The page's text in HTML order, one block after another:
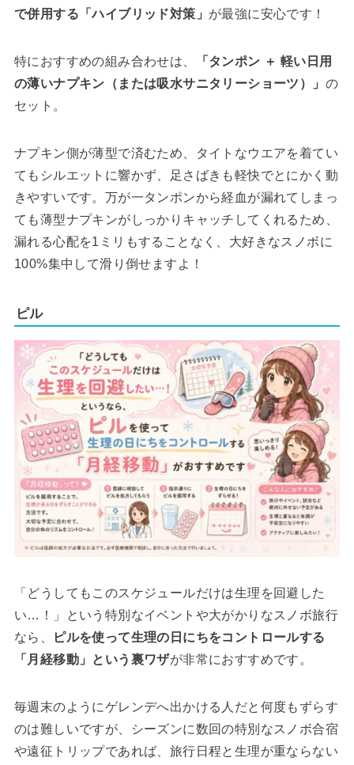
で併用する「ハイブリッド対策」 が最強に安心です！
特におすすめの組み合わせは、
「タンポン ＋ 軽い日用
の薄いナプキン（または吸水サニタリーショーツ）」 の
セット。
ナプキン側が薄型で済むため、タイトなウエアを着てい
てもシルエットに響かず、足さばきも軽快でとにかく動
きやすいです。万が一タンポンから経血が漏れてしまっ
ても薄型ナプキンがしっかりキャッチしてくれるため、
漏れる心配を1ミリもすることなく、大好きなスノボに
100%集中して滑り倒せますよ！
ピル
「どうしてもこのスケジュールだけは生理を回避した
い…！」という特別なイベントや大がかりなスノボ旅行
なら、
ピルを使って生理の日にちをコントロールする
「月経移動」という裏ワザが非常におすすめです。
毎週末のようにゲレンデへ出かける人だと何度もずらす
のは難しいですが、シーズンに数回の特別なスノボ合宿
や遠征トリップであれば、旅行日程と生理が重ならない